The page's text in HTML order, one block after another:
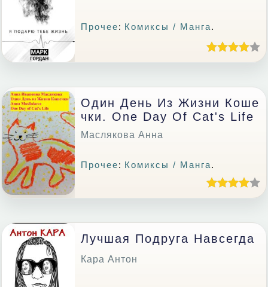
Прочее: Комиксы / Манга.
Один День Из Жизни Коше
Чки. One Day Of Cat's Life
Маслякова Анна
Прочее: Комиксы / Манга.
Лучшая Подруга Навсегда
Кара Антон